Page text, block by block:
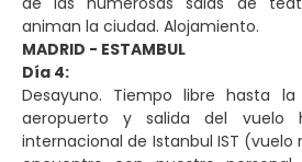
animan la ciudad. Alojamiento.
MADRID - ESTAMBUL
Día 4:
Desayuno. Tiempo libre hasta
aeropuerto y salida del vuelo
internacional de Istanbul IST (vuelo